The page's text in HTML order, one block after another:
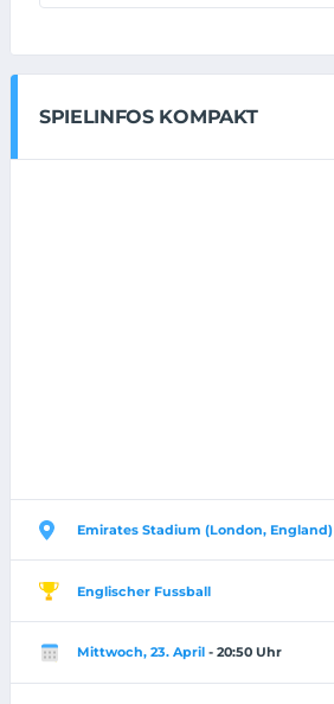
SPIELINFOS KOMPAKT
Emirates Stadium (London, England)
Englischer Fussball
Mittwoch, 23. April - 20:50 Uhr